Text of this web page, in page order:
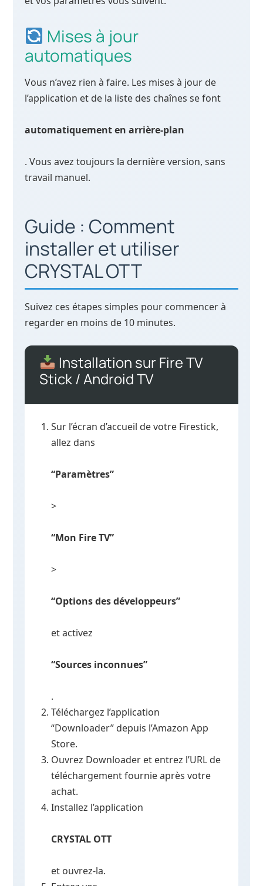
Mises à jour
automatiques
Vous n’avez rien à faire. Les mises à jour de
l’application et de la liste des chaînes se font
automatiquement en arrière-plan
. Vous avez toujours la dernière version, sans
travail manuel.
Guide : Comment
installer et utiliser
CRYSTAL OTT
Suivez ces étapes simples pour commencer à
regarder en moins de 10 minutes.
Installation sur Fire TV
Stick / Android TV
Sur l’écran d’accueil de votre Firestick,
allez dans
“Paramètres”
>
“Mon Fire TV”
>
“Options des développeurs”
et activez
“Sources inconnues”
.
Téléchargez l’application
“Downloader” depuis l’Amazon App
Store.
Ouvrez Downloader et entrez l’URL de
téléchargement fournie après votre
achat.
Installez l’application
CRYSTAL OTT
et ouvrez-la.